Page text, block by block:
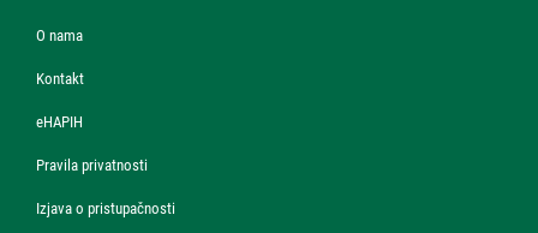
O nama
Kontakt
eHAPIH
Pravila privatnosti
Izjava o pristupačnosti